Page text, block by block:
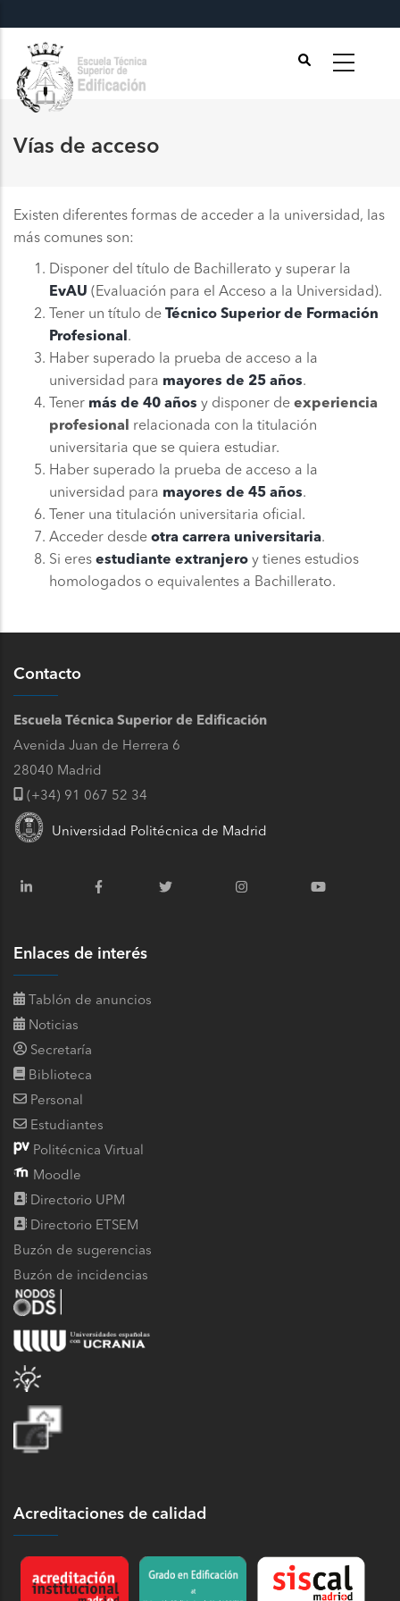
contenido
principal
Vías de acceso
Existen diferentes formas de acceder a la universidad, las
más comunes son:
Disponer del título de Bachillerato y superar la
EvAU (Evaluación para el Acceso a la Universidad).
Tener un título de Técnico Superior de Formación
Profesional .
Haber superado la prueba de acceso a la
universidad para mayores de 25 años.
Tener más de 40 años y disponer de experiencia
profesional relacionada con la titulación
universitaria que se quiera estudiar.
Haber superado la prueba de acceso a la
universidad para mayores de 45 años.
Tener una titulación universitaria oficial.
Acceder desde otra carrera universitaria.
Si eres estudiante extranjero y tienes estudios
homologados o equivalentes a Bachillerato.
Contacto
Escuela Técnica Superior de Edificación
Avenida Juan de Herrera 6
28040 Madrid
(+34) 91 067 52 34
Universidad Politécnica de Madrid
Enlaces de interés
Tablón de anuncios
Noticias
Secretaría
Biblioteca
Personal
Estudiantes
Politécnica Virtual
Moodle
Directorio UPM
Directorio ETSEM
Buzón de sugerencias
Buzón de incidencias
Acreditaciones de calidad